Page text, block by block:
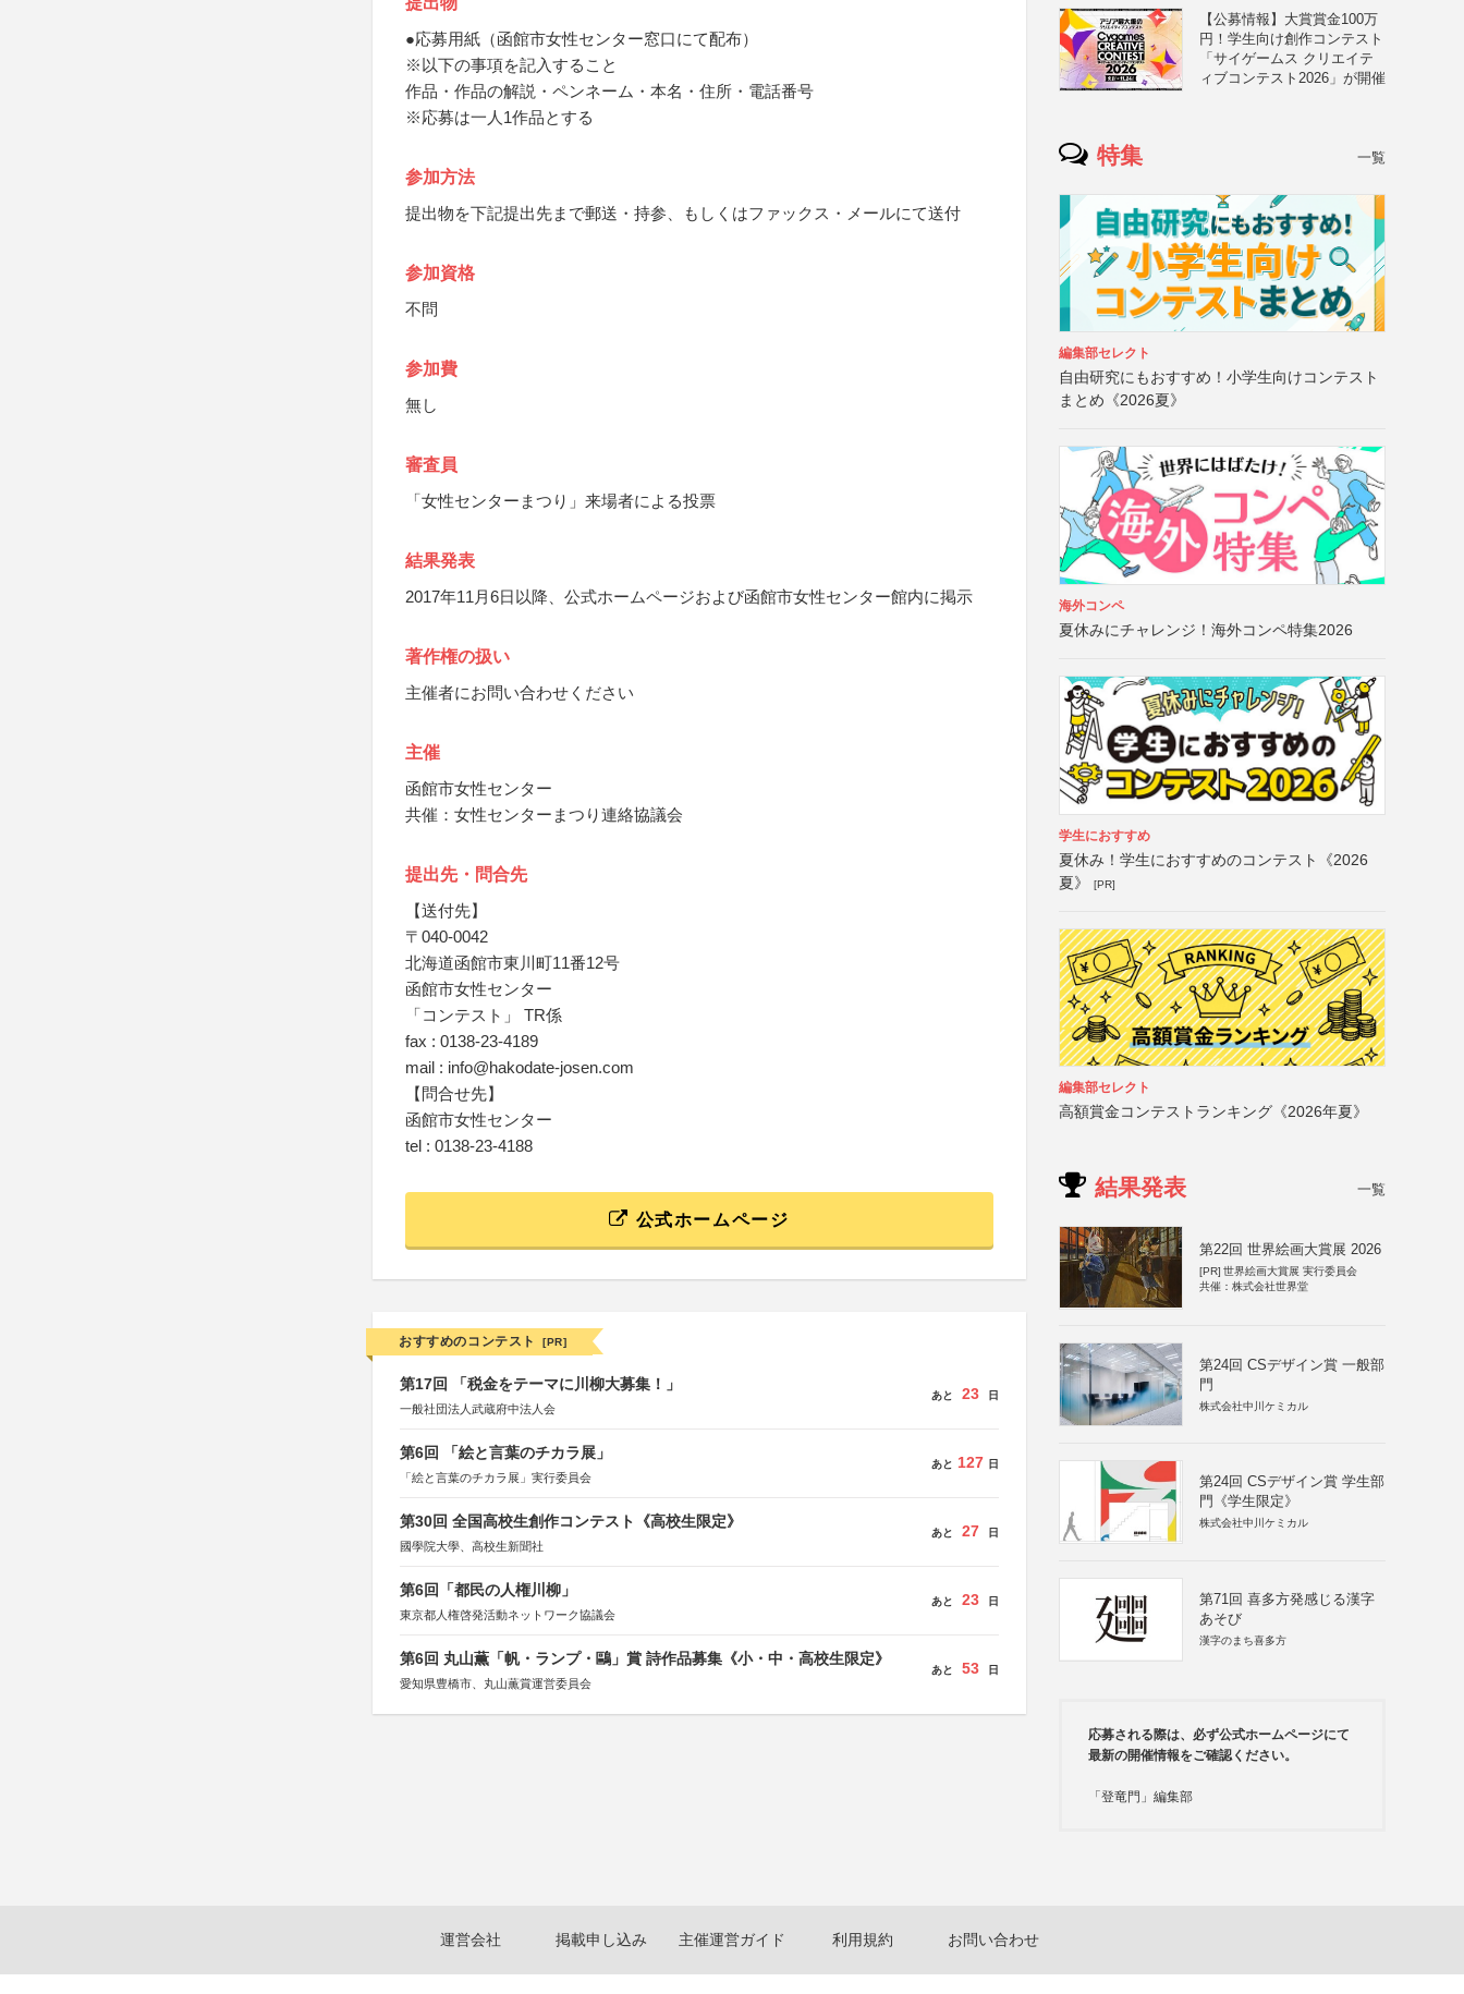
●応募用紙（函館市女性センター窓口にて配布）
※以下の事項を記入すること
作品・作品の解説・ペンネーム・本名・住所・電話番号
※応募は一人1作品とする
参加方法
提出物を下記提出先まで郵送・持参、もしくはファックス・メールにて送付
参加資格
不問
参加費
無し
審査員
「女性センターまつり」来場者による投票
結果発表
2017年11月6日以降、公式ホームページおよび函館市女性センター館内に掲示
著作権の扱い
主催者にお問い合わせください
主催
函館市女性センター
共催：女性センターまつり連絡協議会
提出先・問合先
【送付先】
〒040-0042
北海道函館市東川町11番12号
函館市女性センター
「コンテスト」 TR係
fax : 0138-23-4189
mail : info@hakodate-josen.com
【問合せ先】
函館市女性センター
tel : 0138-23-4188
公式ホームページ
おすすめのコンテスト [PR]
第17回 「税金をテーマに川柳大募集！」
一般社団法人武蔵府中法人会
あと 23 日
第6回 「絵と言葉のチカラ展」
「絵と言葉のチカラ展」実行委員会
あと 127 日
第30回 全国高校生創作コンテスト《高校生限定》
國學院大學、高校生新聞社
あと 27 日
第6回「都民の人権川柳」
東京都人権啓発活動ネットワーク協議会
あと 23 日
第6回 丸山薫「帆・ランプ・鷗」賞 詩作品募集《小・中・高校生限定》
愛知県豊橋市、丸山薫賞運営委員会
あと 53 日
【公募情報】大賞賞金100万
円！学生向け創作コンテスト
「サイゲームス クリエイテ
ィブコンテスト2026」が開催
特集 一覧
編集部セレクト
自由研究にもおすすめ！小学生向けコンテスト
まとめ《2026夏》
海外コンペ
夏休みにチャレンジ！海外コンペ特集2026
学生におすすめ
夏休み！学生におすすめのコンテスト《2026
夏》
[PR]
編集部セレクト
高額賞金コンテストランキング《2026年夏》
結果発表 一覧
第22回 世界絵画大賞展 2026
[PR] 世界絵画大賞展 実行委員会
共催：株式会社世界堂
第24回 CSデザイン賞 一般部
門
株式会社中川ケミカル
第24回 CSデザイン賞 学生部
門《学生限定》
株式会社中川ケミカル
第71回 喜多方発感じる漢字
あそび
漢字のまち喜多方
応募される際は、必ず公式ホームページにて
最新の開催情報をご確認ください。
「登竜門」編集部
運営会社 掲載申し込み 主催運営ガイド 利用規約 お問い合わせ